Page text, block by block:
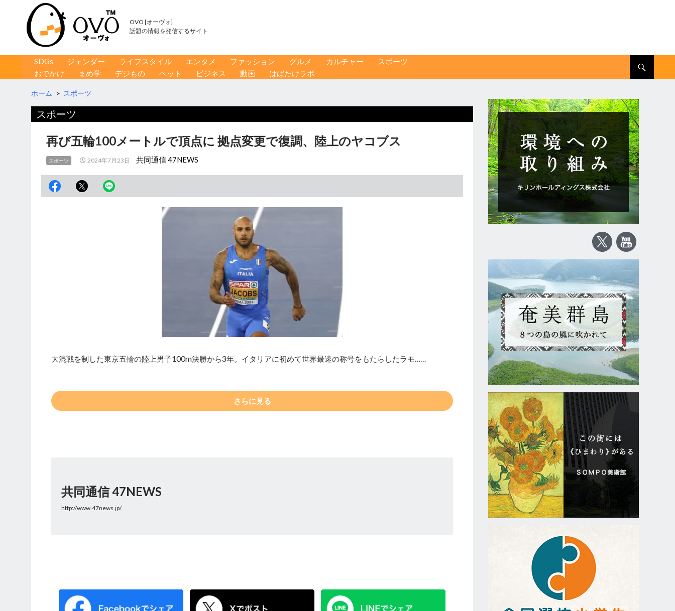
OVO [オーヴォ]
話題の情報を発信するサイト
コンテンツへ移動
SDGs ジェンダー ライフスタイル エンタメ ファッション グルメ カルチャー
スポーツ
おでかけ
まめ学 デジもの ペット ビジネス 動画 はばたけラボ
ホーム > スポーツ
スポーツ
再び五輪100メートルで頂点に 拠点変更で復調、陸上のヤコブス
スポーツ 2024年7月23日 共同通信 47NEWS
大混戦を制した東京五輪の陸上男子100m決勝から3年。イタリアに初めて世界最速の称号をもたらしたラモ……
さらに見る
共同通信 47NEWS
http://www.47news.jp/